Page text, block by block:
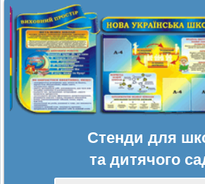
Стенди для
та дитячого